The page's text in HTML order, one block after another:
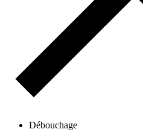
Débouchage